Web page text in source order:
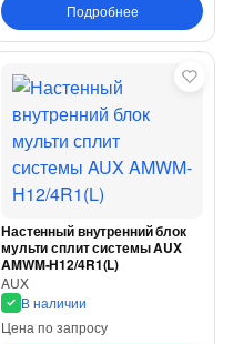
Подробнее
Настенный внутренний блок
мульти сплит системы AUX
AMWM-H12/4R1(L)
AUX
В наличии
Цена по запросу